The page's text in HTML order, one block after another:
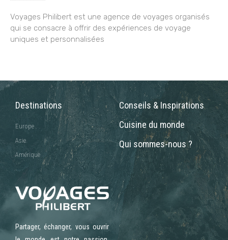
Voyages Philibert est une agence de voyages organisés
qui se consacre à offrir des expériences de voyage
uniques et personnalisées
Destinations
Europe
Asie
Amérique
Conseils & Inspirations
Cuisine du monde
Qui sommes-nous ?
Partager, échanger, vous ouvrir